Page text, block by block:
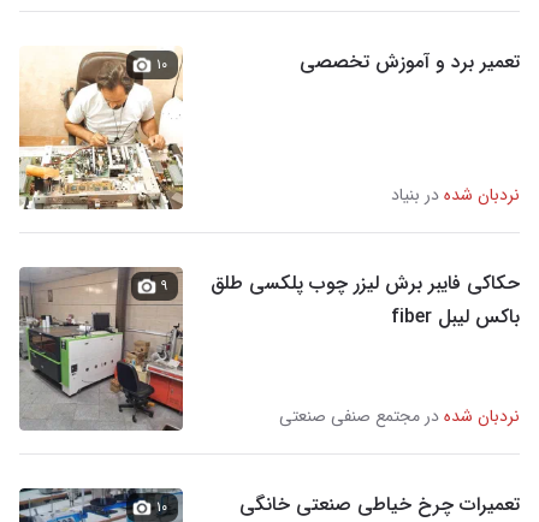
تعمیر برد و آموزش تخصصی
نردبان شدهدر بنیاد
۱۰
حکاکی فایبر برش لیزر چوب پلکسی طلق
باکس لیبل fiber
نردبان شدهدر مجتمع صنفی صنعتی
۹
تعمیرات چرخ خیاطی صنعتی خانگی
۱۰